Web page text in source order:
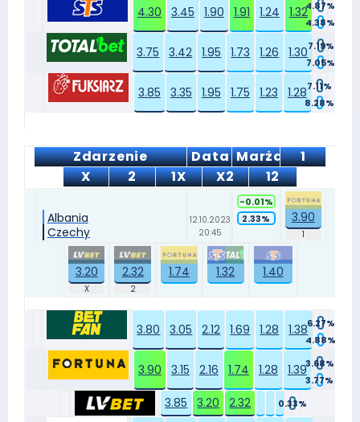
4.30 3.45 1.90 1.91 1.24 1.324.87%
4.38%
3.75 3.42 1.95 1.73 1.26 1.307.19%
7.05%
3.85 3.35 1.95 1.75 1.23 1.287.11%
8.28%
Zdarzenie Data
1
X
2 1X X2 12
Marża
Albania
Czechy
12.10.2023
20:45
3.90
3.20 2.32 1.74 1.32 1.40
-0.01%
2.33%
3.80 3.05 2.12 1.69 1.28 1.386.27%
4.88%
3.90 3.15 2.16 1.74 1.28 1.393.68%
3.77%
3.85 3.20 2.32 0.33%